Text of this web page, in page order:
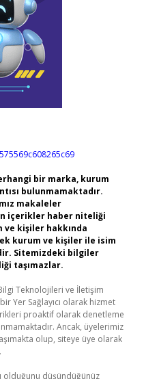
bir marka, kurum
bulunmamaktadır.
makaleler
içerikler haber niteliği
ve kişiler hakkında
kurum ve kişiler ile isim
Sitemizdeki bilgiler
taşımazlar.
Teknolojileri ve İletişim
Yer Sağlayıcı olarak hizmet
proaktif olarak denetleme
Ancak, üyelerimiz
olup, siteye üye olarak
olduğunu düşündüğünüz